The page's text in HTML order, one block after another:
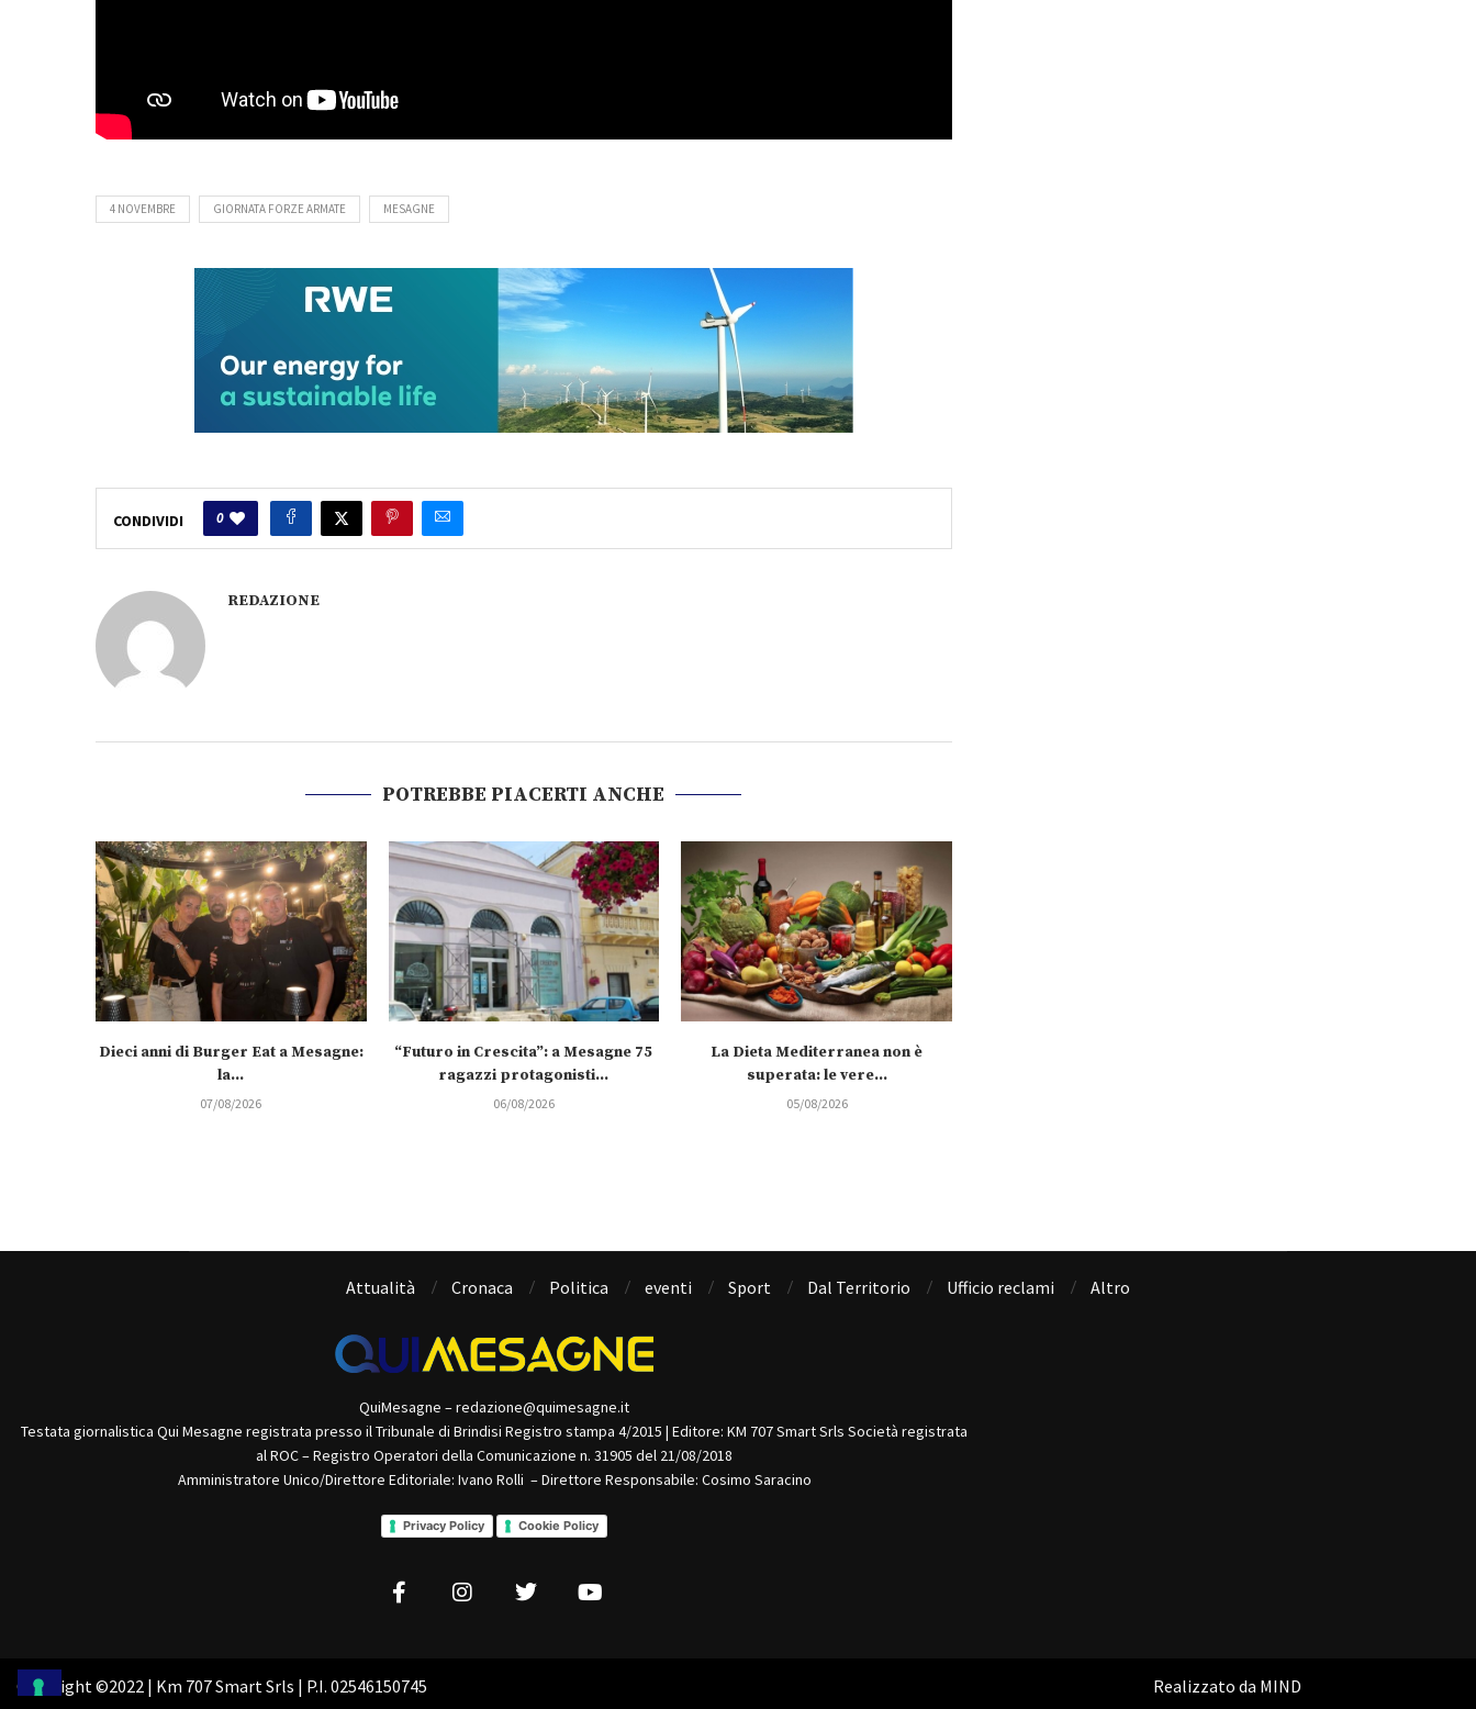
4 NOVEMBRE GIORNATA FORZE ARMATE MESAGNE
CONDIVIDI 0
REDAZIONE
POTREBBE PIACERTI ANCHE
Dieci anni di Burger Eat a Mesagne:
la...
07/08/2026
“Futuro in Crescita”: a Mesagne 75
ragazzi protagonisti...
06/08/2026
La Dieta Mediterranea non è
superata: le vere...
05/08/2026
Attualità Cronaca Politica eventi Sport Dal Territorio Ufficio reclami Altro
QuiMesagne – redazione@quimesagne.it
Testata giornalistica Qui Mesagne registrata presso il Tribunale di Brindisi Registro stampa 4/2015 | Editore: KM 707 Smart Srls Società registrata
al ROC – Registro Operatori della Comunicazione n. 31905 del 21/08/2018
Amministratore Unico/Direttore Editoriale: Ivano Rolli – Direttore Responsabile: Cosimo Saracino
Privacy Policy Cookie Policy
Copyright ©2022 | Km 707 Smart Srls | P.I. 02546150745 Realizzato da MIND